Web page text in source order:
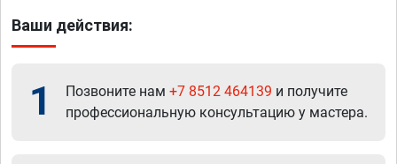
Ваши действия:
1 Позвоните нам +7 8512 464139 и получите
профессиональную консультацию у мастера.